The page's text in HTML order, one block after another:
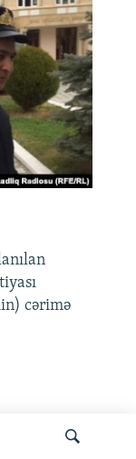
cərimə